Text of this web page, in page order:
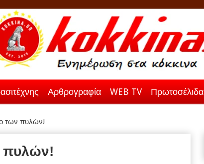
Αρθρογραφία WEB TV Πρωτοσέλιδα
των πυλών!
πυλών!